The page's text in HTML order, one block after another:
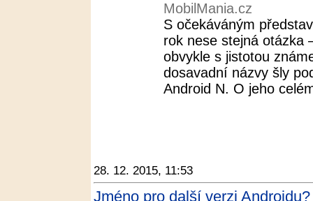
MobilMania.cz
S očekáváným
rok nese stejná otázka
obvykle s jistotou
dosavadní názvy šly
Android N. O jeho
28. 12. 2015, 11:53
Jméno pro další verzi